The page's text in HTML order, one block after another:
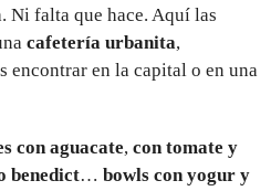
falta que hace. Aquí las
cafetería urbanita,
encontrar en la capital o en una
con aguacate, con tomate y
benedict… bowls con yogur y